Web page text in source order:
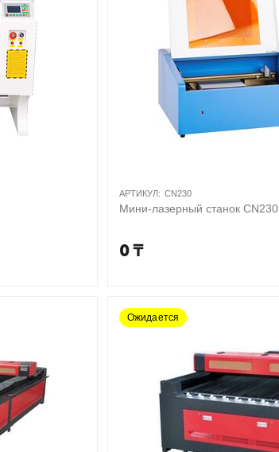
АРТИКУЛ: CN230
Мини-лазерный станок CN230
0₸
Ожидается